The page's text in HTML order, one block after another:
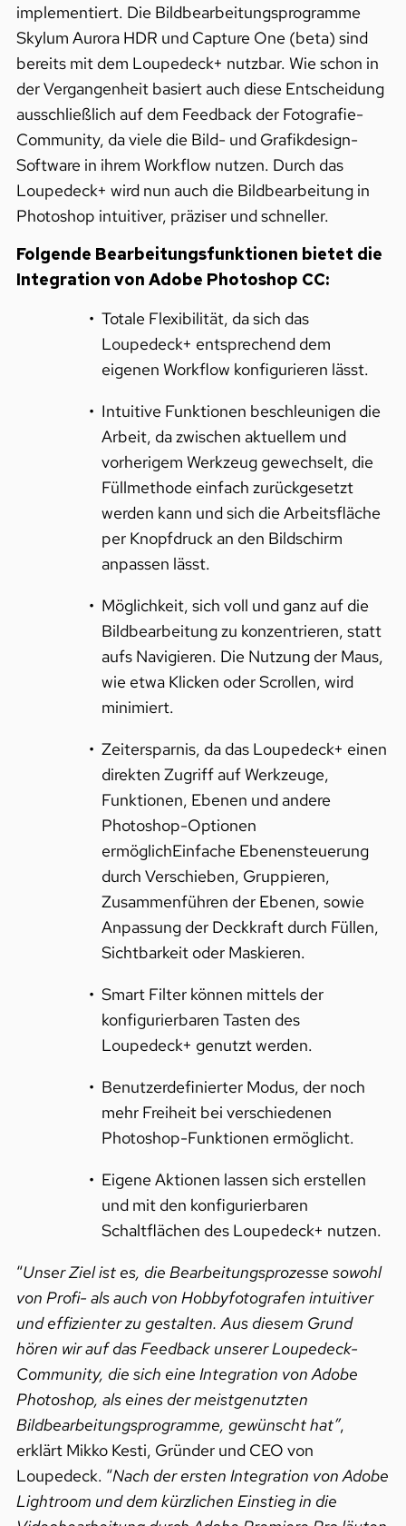
implementiert. Die Bildbearbeitungsprogramme
Skylum Aurora HDR und Capture One (beta) sind
bereits mit dem Loupedeck+ nutzbar. Wie schon in
der Vergangenheit basiert auch diese Entscheidung
ausschließlich auf dem Feedback der Fotografie-
Community, da viele die Bild- und Grafikdesign-
Software in ihrem Workflow nutzen. Durch das
Loupedeck+ wird nun auch die Bildbearbeitung in
Photoshop intuitiver, präziser und schneller.
Folgende Bearbeitungsfunktionen bietet die
Integration von Adobe Photoshop CC:
Totale Flexibilität, da sich das
Loupedeck+ entsprechend dem
eigenen Workflow konfigurieren lässt.
Intuitive Funktionen beschleunigen die
Arbeit, da zwischen aktuellem und
vorherigem Werkzeug gewechselt, die
Füllmethode einfach zurückgesetzt
werden kann und sich die Arbeitsfläche
per Knopfdruck an den Bildschirm
anpassen lässt.
Möglichkeit, sich voll und ganz auf die
Bildbearbeitung zu konzentrieren, statt
aufs Navigieren. Die Nutzung der Maus,
wie etwa Klicken oder Scrollen, wird
minimiert.
Zeitersparnis, da das Loupedeck+ einen
direkten Zugriff auf Werkzeuge,
Funktionen, Ebenen und andere
Photoshop-Optionen
ermöglichEinfache Ebenensteuerung
durch Verschieben, Gruppieren,
Zusammenführen der Ebenen, sowie
Anpassung der Deckkraft durch Füllen,
Sichtbarkeit oder Maskieren.
Smart Filter können mittels der
konfigurierbaren Tasten des
Loupedeck+ genutzt werden.
Benutzerdefinierter Modus, der noch
mehr Freiheit bei verschiedenen
Photoshop-Funktionen ermöglicht.
Eigene Aktionen lassen sich erstellen
und mit den konfigurierbaren
Schaltflächen des Loupedeck+ nutzen.
“Unser Ziel ist es, die Bearbeitungsprozesse sowohl
von Profi- als auch von Hobbyfotografen intuitiver
und effizienter zu gestalten. Aus diesem Grund
hören wir auf das Feedback unserer Loupedeck-
Community, die sich eine Integration von Adobe
Photoshop, als eines der meistgenutzten
Bildbearbeitungsprogramme, gewünscht hat”,
erklärt Mikko Kesti, Gründer und CEO von
Loupedeck. “Nach der ersten Integration von Adobe
Lightroom und dem kürzlichen Einstieg in die